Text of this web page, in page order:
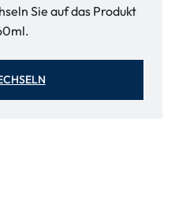
Sie auf das Produkt